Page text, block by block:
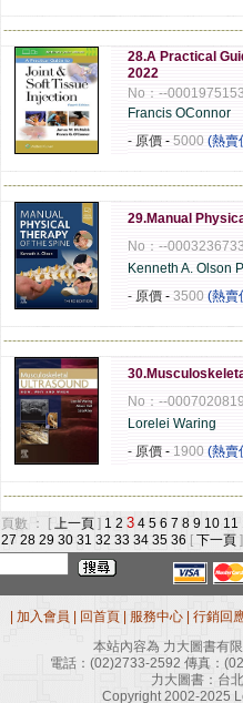
28.A Practical
2022
No：--
Francis OConnor
- 原價 - 5000 (熱賣
29.Manual
No：--
Kenneth A. Olson
- 原價 - 3500 (熱賣
No：--
Lorelei Waring
- 原價 - 1900 (熱賣
頁數 ： [ 上一頁 ] 1 2 3 4 5 6 7 8 9 10 11
27 28 29 30 31 32 33 34 35 36 [ 下一頁 ]
加入會員 回首頁 服務中心
行銷回
本站內容為 力大圖書有
電話： (02)2733-2592 傳真：
力大圖書：台
Copyright 2002-2025